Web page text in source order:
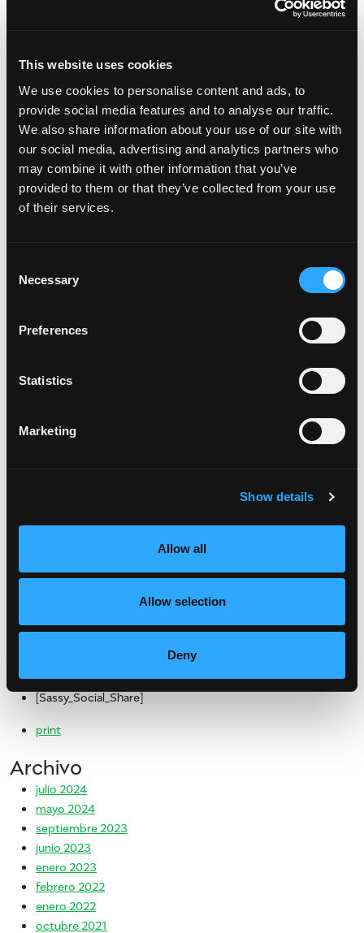
This website uses cookies
We use cookies to personalise content and ads, to
provide social media features and to analyse our traffic.
We also share information about your use of our site with
our social media, advertising and analytics partners who
may combine it with other information that you’ve
provided to them or that they’ve collected from your use
of their services.
Selection
Necessary
Preferences
Statistics
Marketing
Show details
Allow all
Allow selection
Deny
recetas saludables,recetas vegetarianas
Obtenga una ventaja inicial en
las resoluciones de Año Nuevo
Publicado el 21 de enero de 2022 por amccarty
comenzamos a pensar en nuestras Resoluciones de Año Nuevo.
Si ha comido algo como lo que tenemos esta […]
Leer más… from Obtenga una ventaja inicial en las
Deja un comentarioen Obtenga
CONTÁCTENOS
3101 Maguire Blvd, Suite 111,
SHARE:
[Sassy_Social_Share]
print
Archivo
julio 2024
mayo 2024
septiembre 2023
junio 2023
enero 2023
febrero 2022
enero 2022
octubre 2021